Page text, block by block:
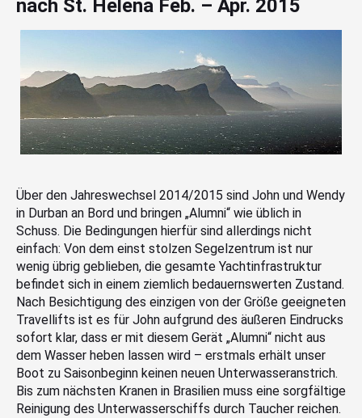
nach St. Helena Feb. – Apr. 2015
Über den Jahreswechsel 2014/2015 sind John und Wendy
in Durban an Bord und bringen „Alumni“ wie üblich in
Schuss. Die Bedingungen hierfür sind allerdings nicht
einfach: Von dem einst stolzen Segelzentrum ist nur
wenig übrig geblieben, die gesamte Yachtinfrastruktur
befindet sich in einem ziemlich bedauernswerten Zustand.
Nach Besichtigung des einzigen von der Größe geeigneten
Travellifts ist es für John aufgrund des äußeren Eindrucks
sofort klar, dass er mit diesem Gerät „Alumni“ nicht aus
dem Wasser heben lassen wird – erstmals erhält unser
Boot zu Saisonbeginn keinen neuen Unterwasseranstrich.
Bis zum nächsten Kranen in Brasilien muss eine sorgfältige
Reinigung des Unterwasserschiffs durch Taucher reichen.